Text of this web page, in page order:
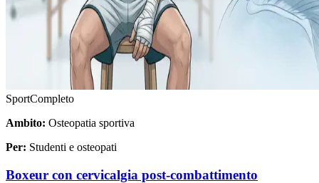
SportCompleto
Ambito: Osteopatia sportiva
Per: Studenti e osteopati
Boxeur con cervicalgia post-combattimento